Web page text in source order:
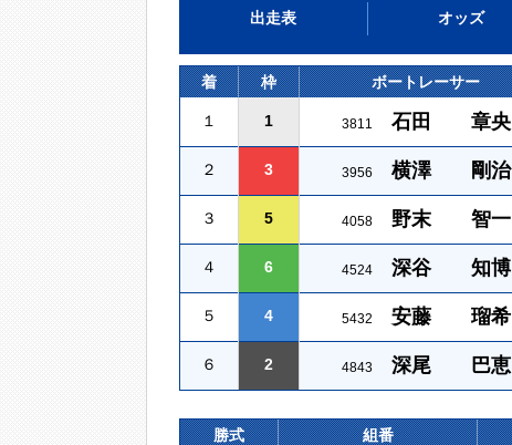
出走表 オッズ
着 枠 ボートレーサー
１ 1 3811 石田 章央
２ 3 3956 横澤 剛治
３ 5 4058 野末 智一
４ 6 4524 深谷 知博
５ 4 5432 安藤 瑠希
６ 2 4843 深尾 巴恵
勝式 組番